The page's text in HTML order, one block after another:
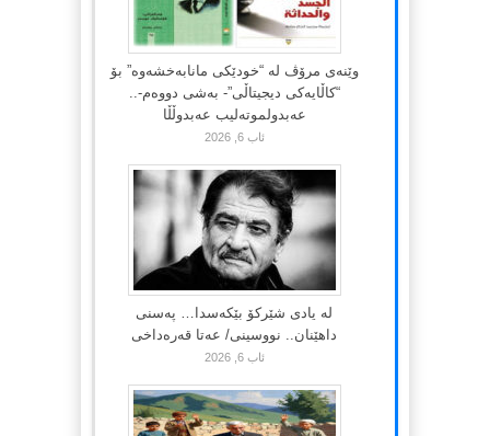
وێنەی مرۆڤ لە “خودێکی مانابەخشەوە” بۆ
“کاڵایەکی دیجیتاڵی”- بەشی دووەم-..
عەبدولموتەلیب عەبدوڵڵا
ئاب 6, 2026
لە یادی شێرکۆ بێکەسدا… پەسنی
داهێنان.. نووسینی/ عەتا قەرەداخی
ئاب 6, 2026